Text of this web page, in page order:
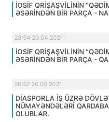
İOSİF QRİŞAŞVİLİNİN
ƏSƏRİNDƏN BİR PARÇA -
23:54 20.04.2021
İOSİF QRİŞAŞVİLİNİN
ƏSƏRİNDƏN BİR PARÇA -
20:52 20.05.2021
DİASPORLA İŞ ÜZRƏ
NÜMAYƏNDƏLƏRİ
OLUBLAR.